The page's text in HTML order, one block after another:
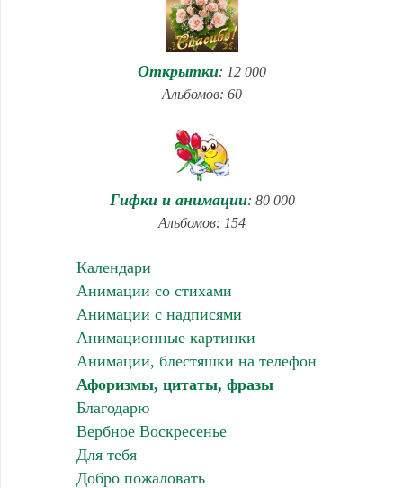
Открытки: 12 000
Альбомов: 60
Гифки и анимации: 80 000
Альбомов: 154
Календари
Анимации со стихами
Анимации с надписями
Анимационные картинки
Анимации, блестяшки на телефон
Афоризмы, цитаты, фразы
Благодарю
Вербное Воскресенье
Для тебя
Добро пожаловать